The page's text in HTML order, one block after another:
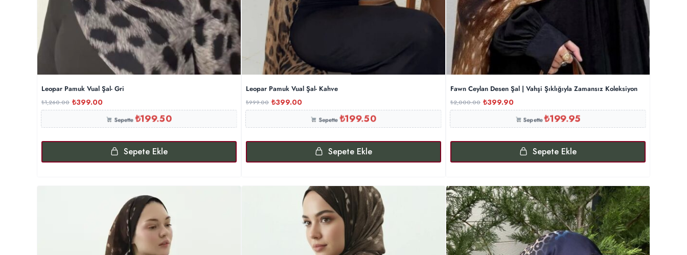
Leopar Pamuk Vual Şal- Gri
₺1,260.00 ₺399.00
Sepette₺199.50
Sepete Ekle
Leopar Pamuk Vual Şal- Kahve
₺999.00 ₺399.00
Sepette₺199.50
Sepete Ekle
Fawn Ceylan Desen Şal | Vahşi Şıklığıyla Zamansız Koleksiyon
₺2,000.00 ₺399.90
Sepette₺199.95
Sepete Ekle